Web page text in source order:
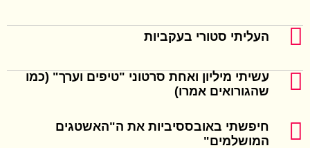
העליתי סטורי בעקביות
עשיתי מיליון ואחת סרטוני "טיפים וערך" (כמו
שהגורואים אמרו)
חיפשתי באובססיביות את ה"האשטגים
המושלמים"